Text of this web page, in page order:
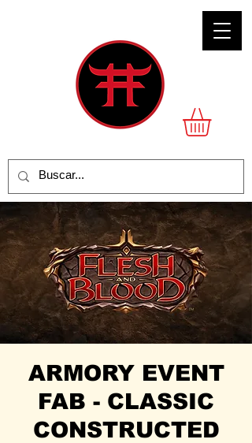
ARMORY EVENT
FAB - CLASSIC
CONSTRUCTED